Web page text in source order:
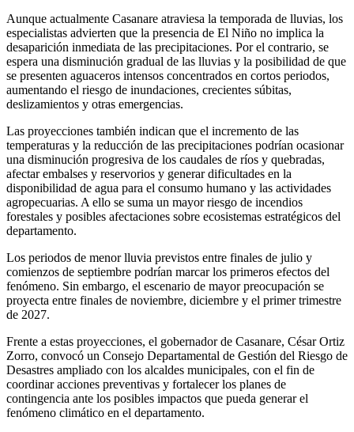
Aunque actualmente Casanare atraviesa la temporada de lluvias, los
especialistas advierten que la presencia de El Niño no implica la
desaparición inmediata de las precipitaciones. Por el contrario, se
espera una disminución gradual de las lluvias y la posibilidad de que
se presenten aguaceros intensos concentrados en cortos periodos,
aumentando el riesgo de inundaciones, crecientes súbitas,
deslizamientos y otras emergencias.
Las proyecciones también indican que el incremento de las
temperaturas y la reducción de las precipitaciones podrían ocasionar
una disminución progresiva de los caudales de ríos y quebradas,
afectar embalses y reservorios y generar dificultades en la
disponibilidad de agua para el consumo humano y las actividades
agropecuarias. A ello se suma un mayor riesgo de incendios
forestales y posibles afectaciones sobre ecosistemas estratégicos del
departamento.
Los periodos de menor lluvia previstos entre finales de julio y
comienzos de septiembre podrían marcar los primeros efectos del
fenómeno. Sin embargo, el escenario de mayor preocupación se
proyecta entre finales de noviembre, diciembre y el primer trimestre
de 2027.
Frente a estas proyecciones, el gobernador de Casanare, César Ortiz
Zorro, convocó un Consejo Departamental de Gestión del Riesgo de
Desastres ampliado con los alcaldes municipales, con el fin de
coordinar acciones preventivas y fortalecer los planes de
contingencia ante los posibles impactos que pueda generar el
fenómeno climático en el departamento.